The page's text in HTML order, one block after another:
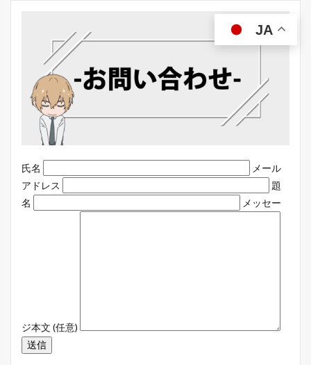
氏名
メール
アドレス
題
名
メッセー
ジ本文 (任意)
JA